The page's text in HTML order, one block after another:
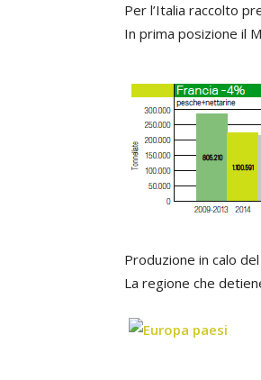
Per l’Italia raccolto
In prima posizione il
Produzione in calo
La regione che